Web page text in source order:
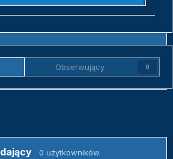
Obserwujący 0
0 użytkowników